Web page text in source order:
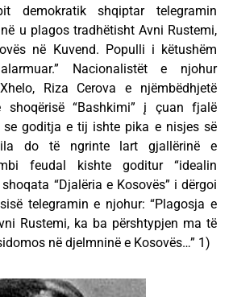
demokratik shqiptar telegramin
u plagos tradhëtisht Avni Rustemi,
në Kuvend. Populli i këtushëm
Nacionalistët e njohur
Riza Cerova e njëmbëdhjetë
“Bashkimi” į çuan fjalë
se goditja e tij ishte pika e nisjes së
do të ngrinte lart gjallërinë e
feudal kishte goditur “idealin
“Djalëria e Kosovës” i dërgoi
telegramin e njohur: “Plagosja e
Rustemi, ka ba përshtypjen ma të
në djelmninë e Kosovës…” 1)